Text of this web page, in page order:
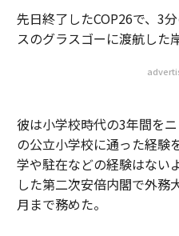
先日終了したCOP26で、3
スのグラスゴーに渡航した
彼は小学校時代の3年間を
の公立小学校に通った経験
学や駐在などの経験はない
した第二次安倍内閣で外務
月まで務めた。